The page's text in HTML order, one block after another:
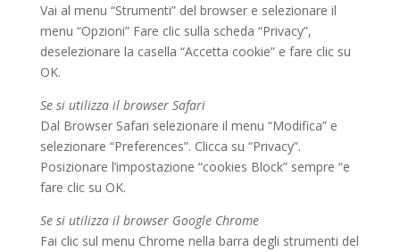
Vai al menu “Strumenti” del browser e selezionare il
menu “Opzioni” Fare clic sulla scheda “Privacy”,
deselezionare la casella “Accetta cookie” e fare clic su
OK.
Se si utilizza il browser Safari
Dal Browser Safari selezionare il menu “Modifica” e
selezionare “Preferences”. Clicca su “Privacy”.
Posizionare l’impostazione “cookies Block” sempre “e
fare clic su OK.
Se si utilizza il browser Google Chrome
Fai clic sul menu Chrome nella barra degli strumenti del